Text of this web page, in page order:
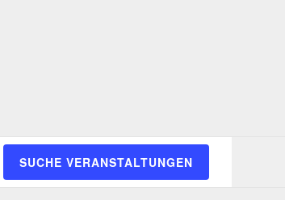
SUCHE VERANSTALTUNGEN